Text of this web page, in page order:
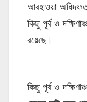
আবহাওয়া
কিছু পূর্ব ও
রয়েছে।
কিছু পূর্ব ও